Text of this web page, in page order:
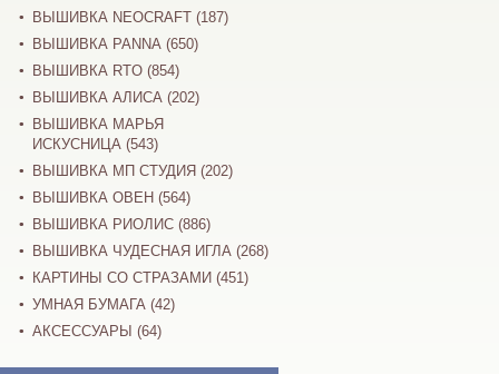
ВЫШИВКА NEOCRAFT (187)
ВЫШИВКА PANNA (650)
ВЫШИВКА RTO (854)
ВЫШИВКА АЛИСА (202)
ВЫШИВКА МАРЬЯ
ИСКУСНИЦА (543)
ВЫШИВКА МП СТУДИЯ (202)
ВЫШИВКА ОВЕН (564)
ВЫШИВКА РИОЛИС (886)
ВЫШИВКА ЧУДЕСНАЯ ИГЛА (268)
КАРТИНЫ СО СТРАЗАМИ (451)
УМНАЯ БУМАГА (42)
АКСЕССУАРЫ (64)